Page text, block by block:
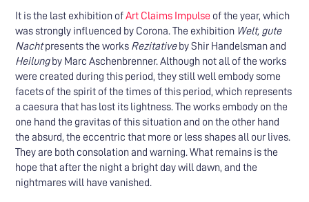
It is the last exhibition ofArt Claims Impulse of the year, which
was strongly influenced by Corona. The exhibition Welt, gute
Nachtpresents the works Rezitativeby Shir Handelsman and
Heilungby Marc Aschenbrenner.Although not all of the works
were created during this period, they still well embody some
facets of the spirit of the times of this period, which represents
a caesura that has lost its lightness. The works embody on the
one hand the gravitas of this situation and on the other hand
the absurd, the eccentric that more or less shapes all our lives.
They are both consolation and warning. What remains is the
hope that after the night a bright day will dawn, and the
nightmares will have vanished.